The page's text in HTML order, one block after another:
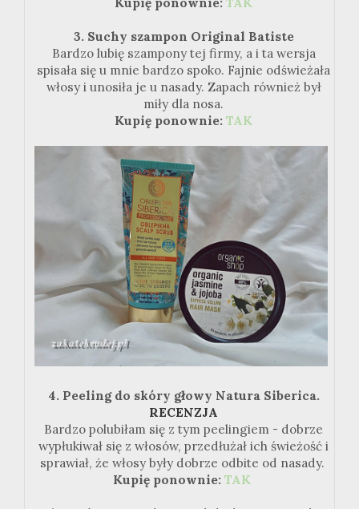
3. Suchy szampon Original Batiste
Bardzo lubię szampony tej firmy, a i ta wersja
spisała się u mnie bardzo spoko. Fajnie odświeżała
włosy i unosiła je u nasady. Zapach również był
miły dla nosa.
Kupię ponownie: TAK
4. Peeling do skóry głowy Natura Siberica.
RECENZJA
Bardzo polubiłam się z tym peelingiem - dobrze
wypłukiwał się z włosów, przedłużał ich świeżość i
sprawiał, że włosy były dobrze odbite od nasady.
Kupię ponownie: TAK